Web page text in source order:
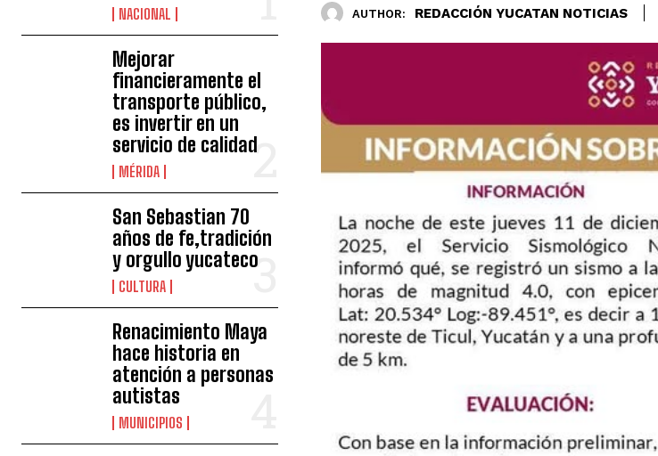
NACIONAL
Mejorar
financieramente el
transporte público,
es invertir en un
servicio de calidad
MÉRIDA
San Sebastian 70
años de fe,tradición
y orgullo yucateco
CULTURA
Renacimiento Maya
hace historia en
atención a personas
autistas
MUNICIPIOS
AUTHOR: REDACCIÓN YUCATAN NOTICIAS